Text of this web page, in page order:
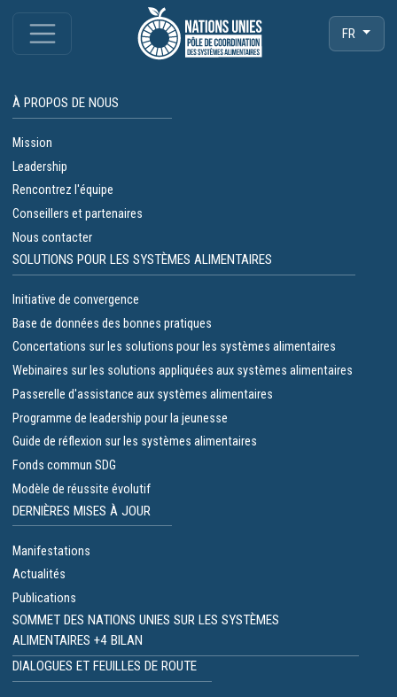
FR
À PROPOS DE NOUS
Mission
Leadership
Rencontrez l'équipe
Conseillers et partenaires
Nous contacter
SOLUTIONS POUR LES SYSTÈMES ALIMENTAIRES
Initiative de convergence
Base de données des bonnes pratiques
Concertations sur les solutions pour les systèmes alimentaires
Webinaires sur les solutions appliquées aux systèmes alimentaires
Passerelle d'assistance aux systèmes alimentaires
Programme de leadership pour la jeunesse
Guide de réflexion sur les systèmes alimentaires
Fonds commun SDG
Modèle de réussite évolutif
DERNIÈRES MISES À JOUR
Manifestations
Actualités
Publications
SOMMET DES NATIONS UNIES SUR LES SYSTÈMES
ALIMENTAIRES +4 BILAN
DIALOGUES ET FEUILLES DE ROUTE